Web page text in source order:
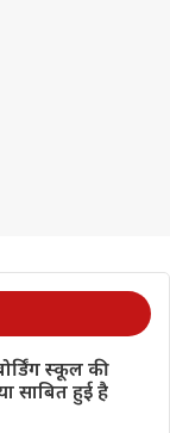
स्कूल की
साबित हुई है